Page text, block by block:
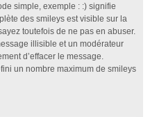
simple, exemple : :) signifie
des smileys est visible sur la
toutefois de ne pas en abuser.
illisible et un modérateur
d’effacer le message.
un nombre maximum de smileys